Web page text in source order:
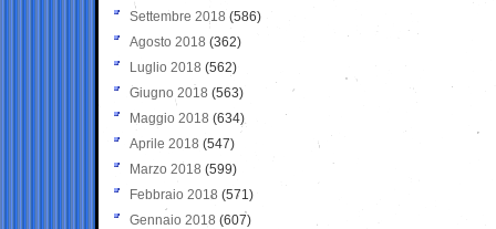
Settembre 2018 (586)
Agosto 2018 (362)
Luglio 2018 (562)
Giugno 2018 (563)
Maggio 2018 (634)
Aprile 2018 (547)
Marzo 2018 (599)
Febbraio 2018 (571)
Gennaio 2018 (607)